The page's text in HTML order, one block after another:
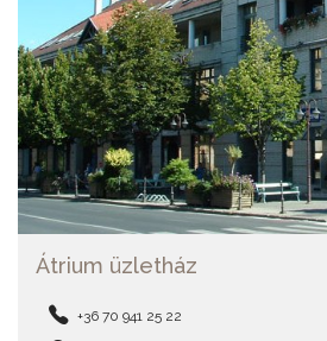
Átrium üzletház
+36 70 941 25 22